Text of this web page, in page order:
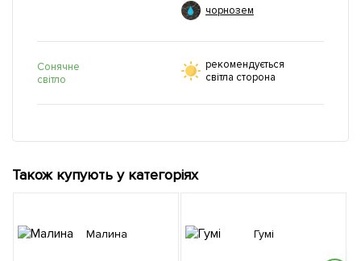
чорнозем
Сонячне
світло
рекомендується
світла сторона
Також купують у категоріях
Малина Гумі